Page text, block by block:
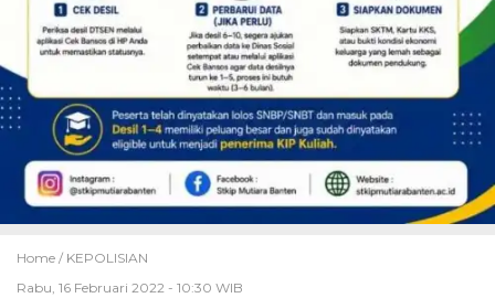
Home / KEPOLISIAN
Rabu, 16 Februari 2022 - 10:30 WIB